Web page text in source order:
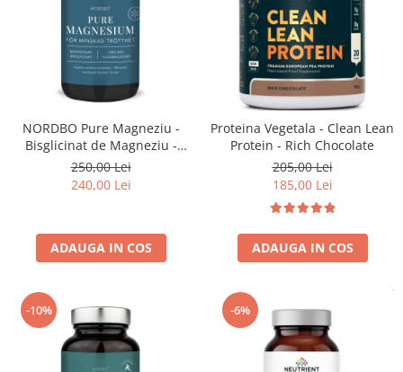
NORDBO Pure Magneziu -
Bisglicinat de Magneziu -
Vegan - 180 capsule
250,00 Lei
240,00 Lei
ADAUGA IN COS
Proteina Vegetala - Clean Lean
Protein - Rich Chocolate
205,00 Lei
185,00 Lei
ADAUGA IN COS
-10% -6%